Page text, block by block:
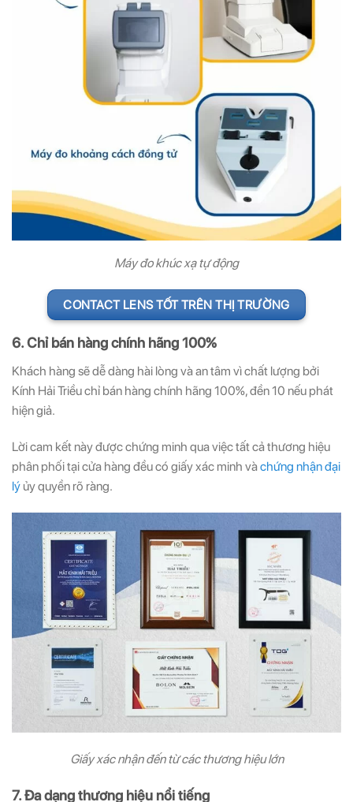
Máy đo khúc xạ tự động
CONTACT LENS TỐT TRÊN THỊ TRƯỜNG
6. Chỉ bán hàng chính hãng 100%
Khách hàng sẽ dễ dàng hài lòng và an tâm vì chất lượng bởi
Kính Hải Triều chỉ bán hàng chính hãng 100%, đền 10 nếu phát
hiện giả.
Lời cam kết này được chứng minh qua việc tất cả thương hiệu
phân phối tại cửa hàng đều có giấy xác minh vàchứng nhận đại
lý ủy quyền rõ ràng.
Giấy xác nhận đến từ các thương hiệu lớn
7. Đa dạng thương hiệu nổi tiếng